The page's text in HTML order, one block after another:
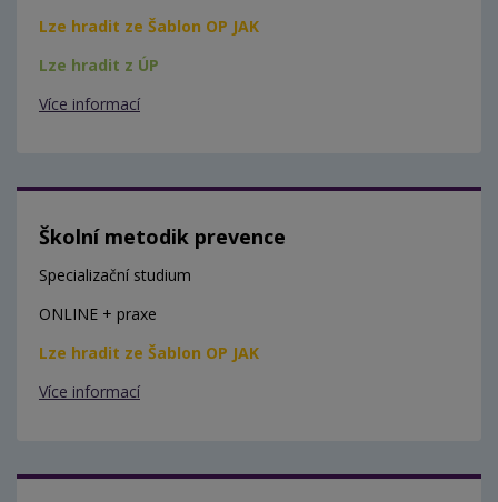
Lze hradit ze Šablon OP JAK
Lze hradit z ÚP
Více informací
Školní metodik prevence
Specializační studium
ONLINE + praxe
Lze hradit ze Šablon OP JAK
Více informací